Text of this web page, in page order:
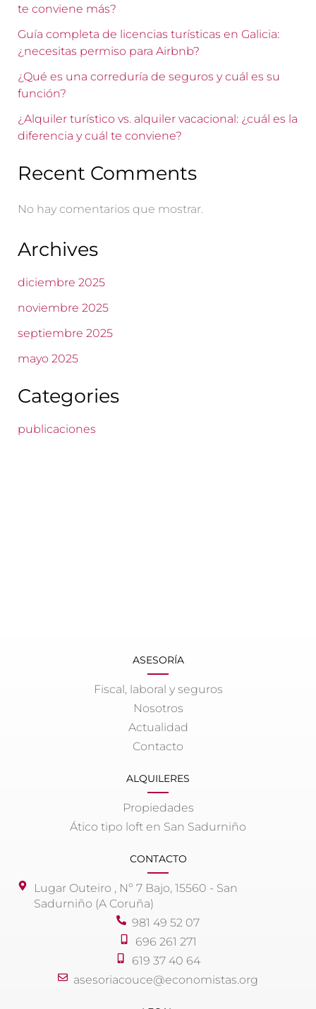
te conviene más?
Guía completa de licencias turísticas en Galicia:
¿necesitas permiso para Airbnb?
¿Qué es una correduría de seguros y cuál es su
función?
¿Alquiler turístico vs. alquiler vacacional: ¿cuál es la
diferencia y cuál te conviene?
Recent Comments
No hay comentarios que mostrar.
Archives
diciembre 2025
noviembre 2025
septiembre 2025
mayo 2025
Categories
publicaciones
ASESORÍA
Fiscal, laboral y seguros
Nosotros
Actualidad
Contacto
ALQUILERES
Propiedades
Ático tipo loft en San Sadurniño
CONTACTO
Lugar Outeiro , Nº 7 Bajo, 15560 - San
Sadurniño (A Coruña)
981 49 52 07
696 261 271
619 37 40 64
asesoriacouce@economistas.org